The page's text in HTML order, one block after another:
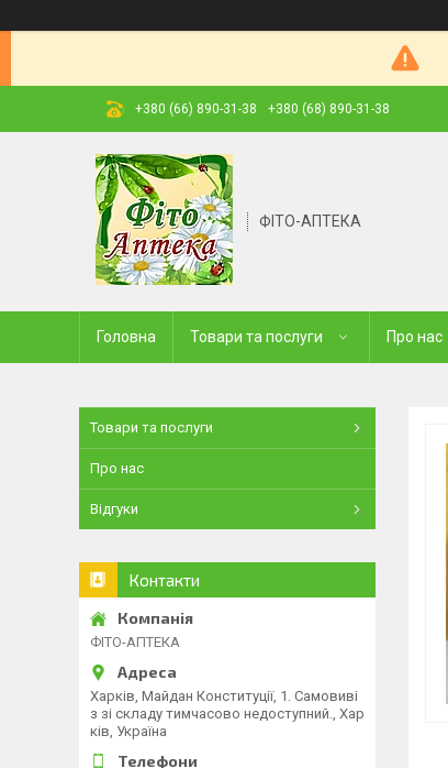
+380 (66) 890-31-38 +380 (68) 890-31-38
ФІТО-АПТЕКА
Головна Товари та послуги Про нас
Товари та послуги
Про нас
Відгуки
Контакти
ФІТО-АПТЕКА
Харків, Майдан Конституції, 1. Самовиві
з зі складу тимчасово недоступний., Хар
ків, Україна